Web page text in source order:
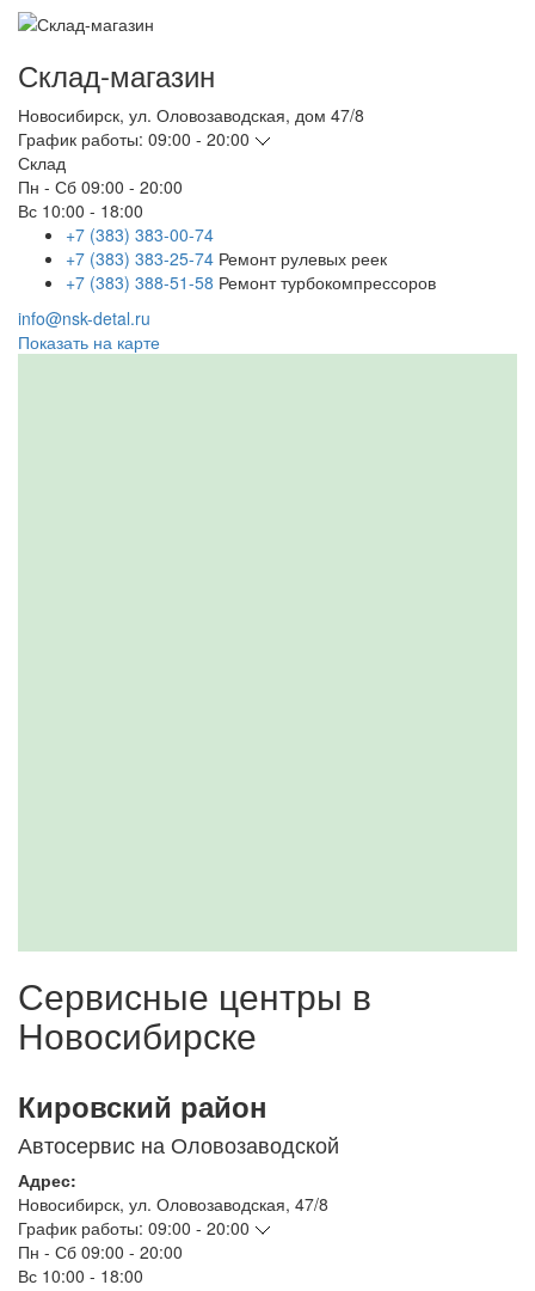
Склад-магазин
Новосибирск, ул. Оловозаводская, дом 47/8
График работы: 09:00 - 20:00
Склад
Пн - Сб 09:00 - 20:00
Вс 10:00 - 18:00
+7 (383) 383-00-74
+7 (383) 383-25-74 Ремонт рулевых реек
+7 (383) 388-51-58 Ремонт турбокомпрессоров
info@nsk-detal.ru
Показать на карте
Сервисные центры в
Новосибирске
Кировский район
Автосервис на Оловозаводской
Адрес:
Новосибирск, ул. Оловозаводская, 47/8
График работы: 09:00 - 20:00
Пн - Сб 09:00 - 20:00
Вс 10:00 - 18:00